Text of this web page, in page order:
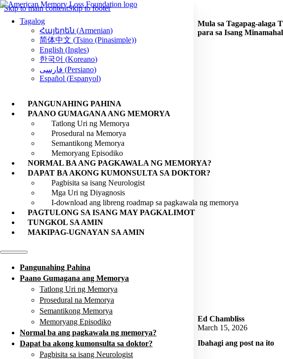
Skip to main contentSkip to footer
Tagalog
Հայերեն (Armenian)
简体中文 (Tsino (Pinasimple))
English (Ingles)
한국어 (Koreano)
فارسی (Persiano)
Español (Espanyol)
PANGUNAHING PAHINA
PAANO GUMAGANA ANG MEMORYA
Tatlong Uri ng Memorya
Prosedural na Memorya
Semantikong Memorya
Memoryang Episodiko
NORMAL BA ANG PAGKAWALA NG MEMORYA?
DAPAT BA AKONG KUMONSULTA SA DOKTOR?
Pagbisita sa isang Neurologist
Mga Uri ng Diyagnosis
I-download ang libreng roadmap sa pagkawala ng memorya
PAGTULONG SA ISANG MAY PAGKALIMOT
TUNGKOL SA AMIN
MAKIPAG-UGNAYAN SA AMIN
Pangunahing Pahina
Paano Gumagana ang Memorya
Tatlong Uri ng Memorya
Prosedural na Memorya
Semantikong Memorya
Memoryang Episodiko
Normal ba ang pagkawala ng memorya?
Dapat ba akong kumonsulta sa doktor?
Pagbisita sa isang Neurologist
Mula sa Tagapag-alaga
para sa Isang
Ed Chambliss
March 15, 2026
Ibahagi ang post na ito